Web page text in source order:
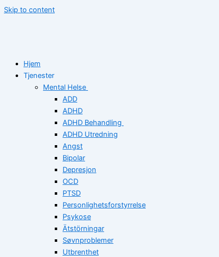
Skip to content
Hjem
Tjenester
Mental Helse
ADD
ADHD
ADHD Behandling
ADHD Utredning
Angst
Bipolar
Depresjon
OCD
PTSD
Personlighetsforstyrrelse
Psykose
Ätstörningar
Søvnproblemer
Utbrenthet